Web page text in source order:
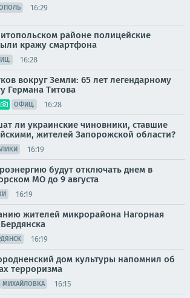
16:29
районе полицейские
кражу смартфона
16:28
вокруг Земли: 65 лет легендарному
Германа Титова
ОФИЦ. 16:28
ли украинские чиновники, ставшие
жителей Запорожской области?
16:19
будут отключать днем в
МО до 9 августа
16:19
жителей микрорайона Нагорная
16:19
дом культуры напомнил об
терроризма
МИХАЙЛОВКА 16:15